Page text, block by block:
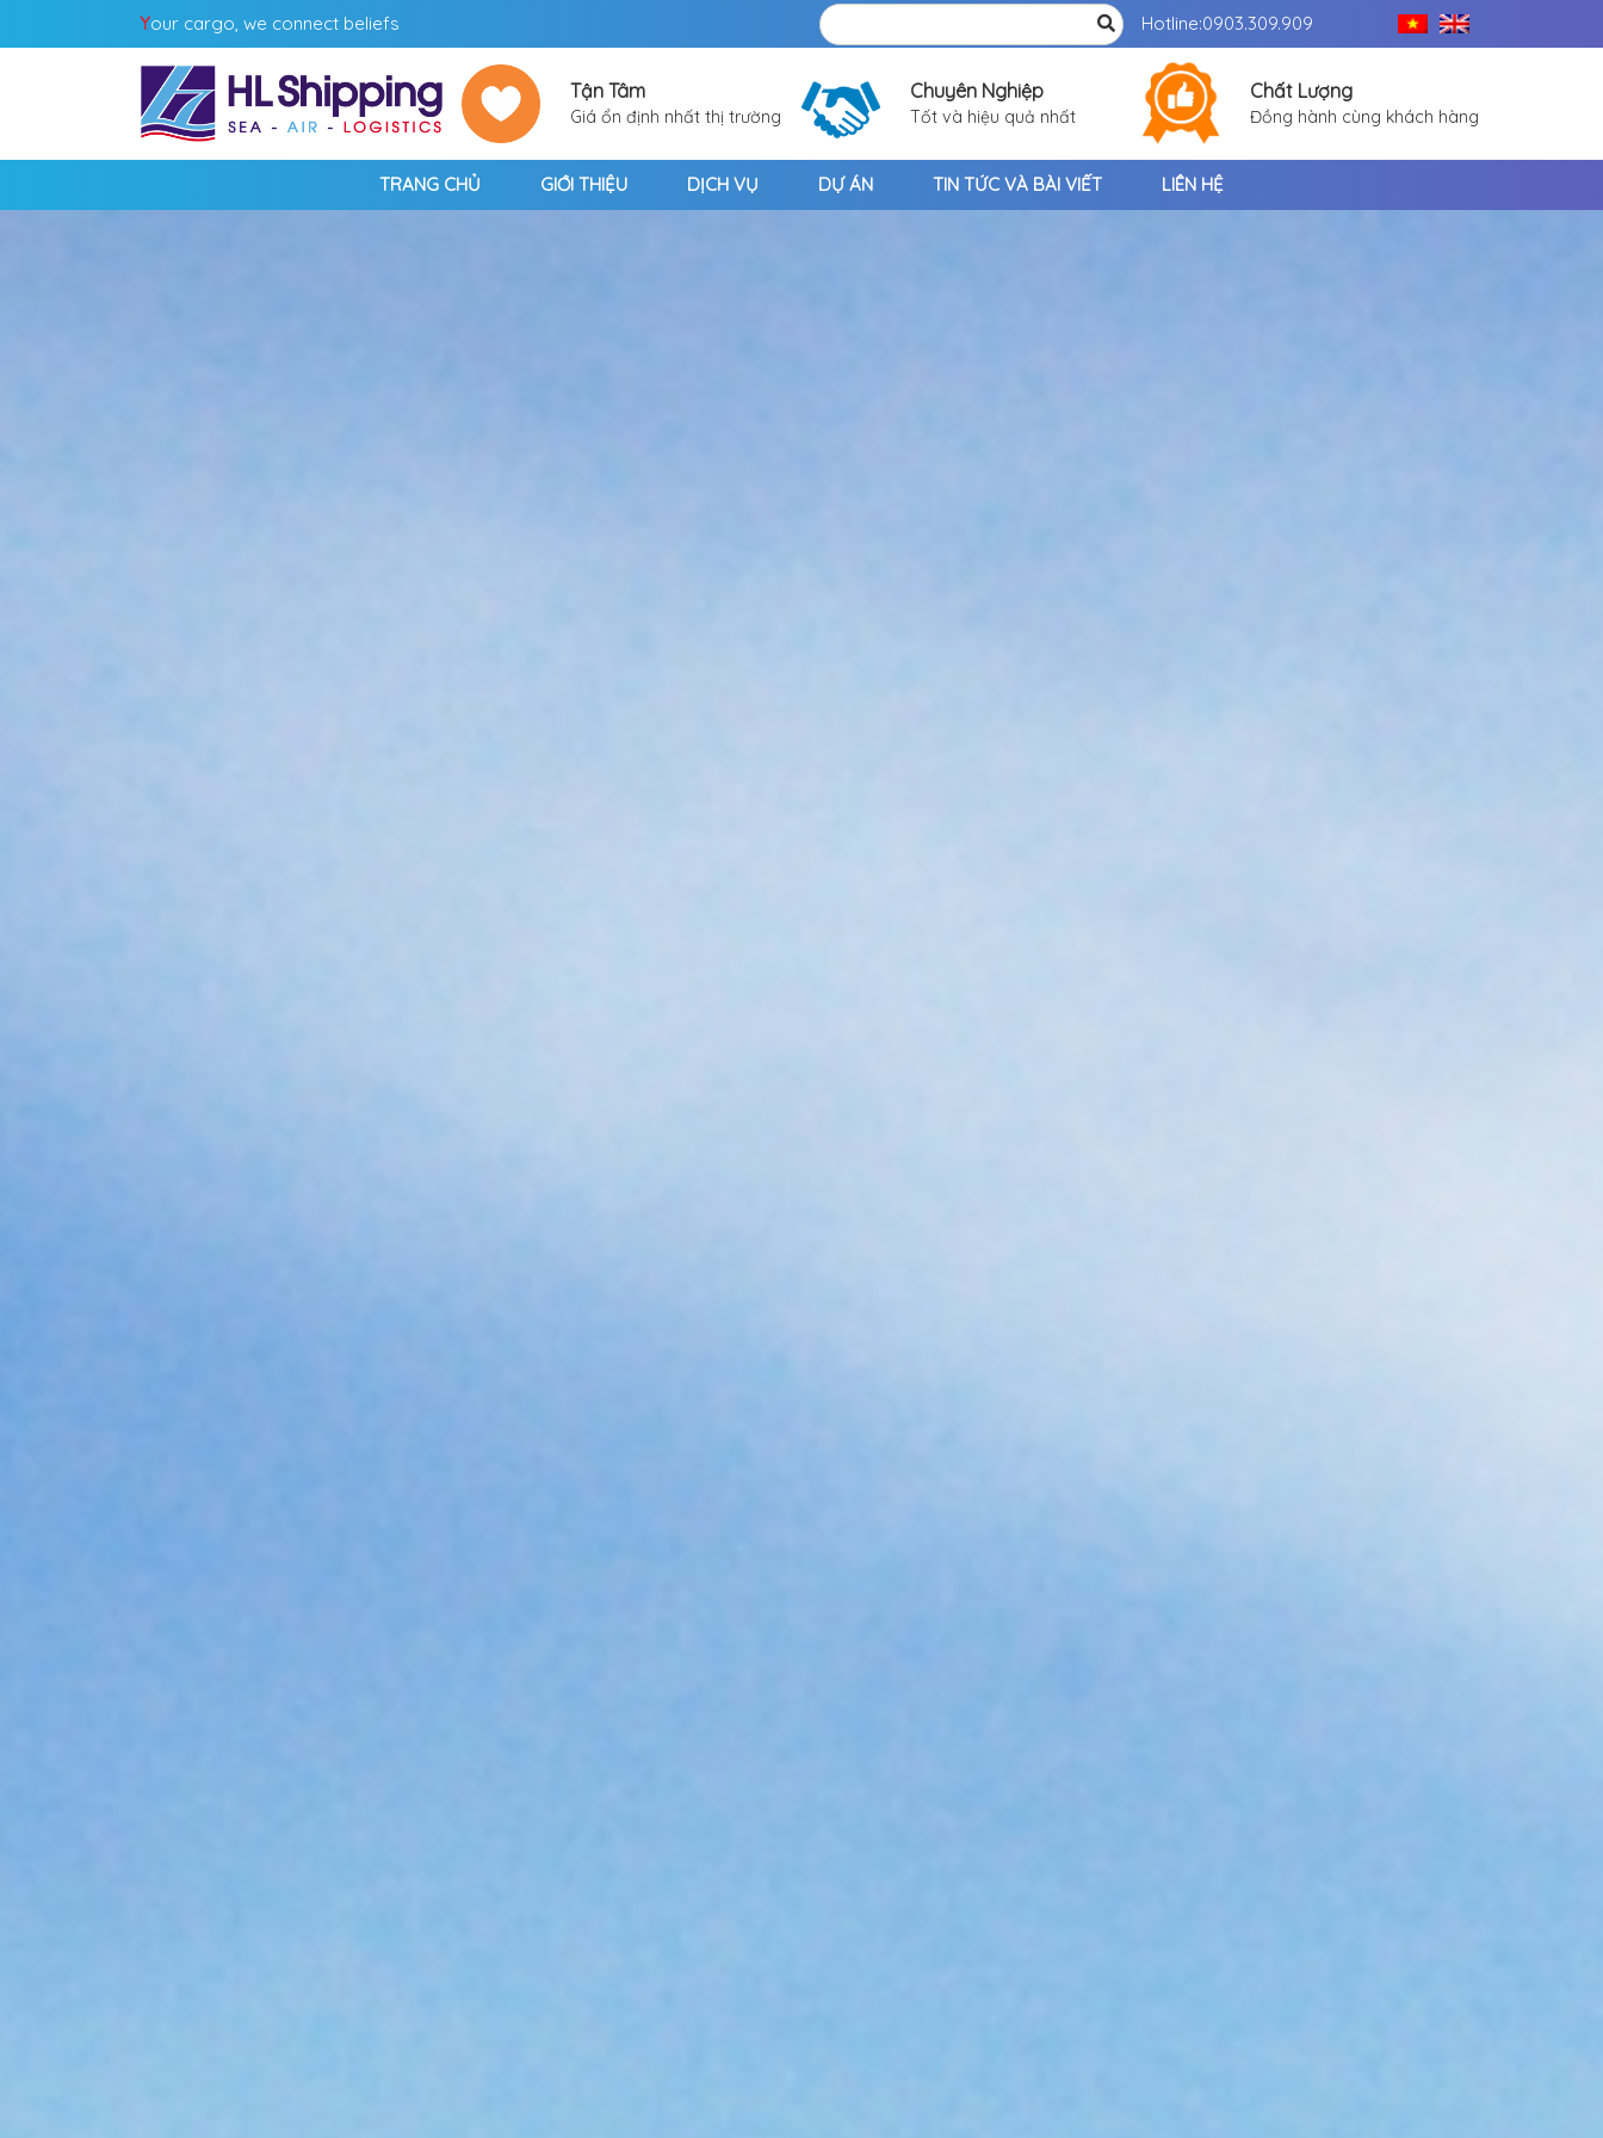
Your cargo, we connect beliefs Hotline:0903.309.909
Tận Tâm
Giá ổn định nhất thị trường
Chuyên Nghiệp
Tốt và hiệu quả nhất
Chất Lượng
Đồng hành cùng khách hàng
TRANG CHỦ GIỚI THIỆU DỊCH VỤ DỰ ÁN TIN TỨC VÀ BÀI VIẾT LIÊN HỆ